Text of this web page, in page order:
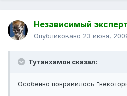
Независимый
Опубликовано 23 июня,
Тутанхамон сказал:
Особенно понравилось